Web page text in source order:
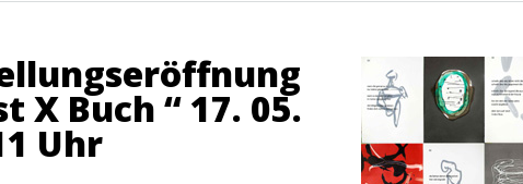
X Buch “ 17. 05.
Uhr